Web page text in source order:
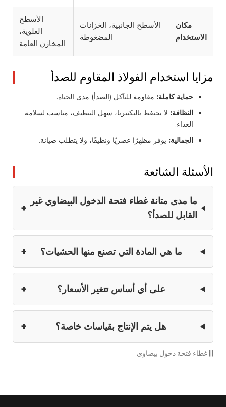
مكان
الاستخدام
الأسطح الجانبية، الخزانات
المضغوطة
الأسطح
العلوية،
المخازن العامة
مزايا استخدام الفولاذ المقاوم للصدأ
حماية كاملة: مقاومة للتآكل (الصدأ) مدى الحياة.
النظافة: لا يحتفظ بالبكتيريا، سهل التنظيف، مناسب لسلامة
الغذاء.
الجمالية: يوفر مظهرًا عصريًا ونظيفًا، ولا يتطلب صيانة.
الأسئلة الشائعة
ما مدى متانة غطاء فتحة الدخول البيضاوي غير
القابل للصدأ؟
ما هي المادة التي تصنع منها الحشيات؟
على أي أساس تتغير الأسعار؟
هل يتم الإنتاج بقياسات خاصة؟
||| غطاء فتحة دخول بيضاوي